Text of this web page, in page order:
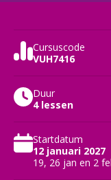
Cursuscode
VUH7416
Duur
4 lessen
Startdatum
12 januari 2027
19, 26 jan en 2